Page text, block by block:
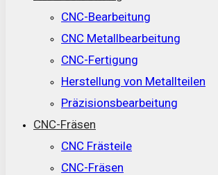
CNC-Bearbeitung
CNC Metallbearbeitung
CNC-Fertigung
Herstellung von Metallteilen
Präzisionsbearbeitung
CNC-Fräsen
CNC Frästeile
CNC-Fräsen